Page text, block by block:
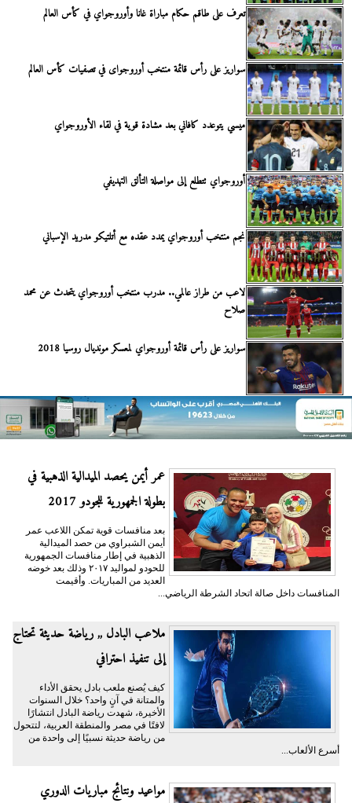
تعرف على طاقم حكام مباراة غانا وأوروجواي في كأس العالم
سواريز على رأس قائمة منتخب أوروجواى في تصفيات كأس العالم
ميسي يتوعدد كافاني بعد مشادة قوية في لقاء الأوروجواي
أوروجواي تتطلع إلى مواصلة التألق التهديفي
نجم منتخب أوروجواي يمدد عقده مع أتلتيكو مدريد الإسباني
لاعب من طراز عالمي.. مدرب منتخب أوروجواي يتحدث عن محمد
صلاح
سواريز على رأس قائمة أوروجواي لمعسكر مونديال روسيا 2018
عمر أيمن يحصد الميدالية الذهبية في
بطولة الجمهورية للجودو 2017
بعد منافسات قوية تمكن اللاعب عمر
أيمن الشبراوي من حصد الميدالية
الذهبية في إطار منافسات الجمهورية
للحودو لمواليد ٢٠١٧ وذلك بعد خوضه
العديد من المباريات. وأقيمت
المنافسات داخل صالة اتحاد الشرطة الرياضي...
ملاعب البادل ,, رياضة حديثة تحتاج
إلى تنفيذ احترافي
كيف يُصنع ملعب بادل يحقق الأداء
والمتانة في آنٍ واحد؟ خلال السنوات
الأخيرة، شهدت رياضة البادل انتشارًا
لافتًا في مصر والمنطقة العربية، لتتحول
من رياضة حديثة نسبيًا إلى واحدة من
أسرع الألعاب...
مواعيد ونتائج مباريات الدوري